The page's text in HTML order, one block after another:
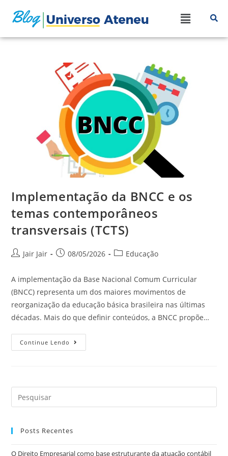
Implementação da BNCC e os
temas contemporâneos
transversais (TCTS)
Jair Jair 08/05/2026 Educação
A implementação da Base Nacional Comum Curricular
(BNCC) representa um dos maiores movimentos de
reorganização da educação básica brasileira nas últimas
décadas. Mais do que definir conteúdos, a BNCC propõe…
Continue Lendo
Posts Recentes
O Direito Empresarial como base estruturante da atuação contábil